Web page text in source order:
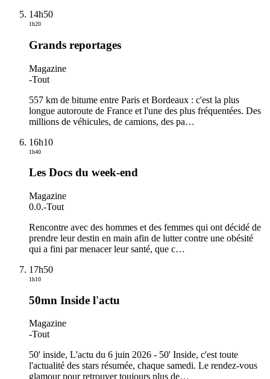
14h50
1h20
Grands reportages
Magazine
-Tout
557 km de bitume entre Paris et Bordeaux : c'est la plus
longue autoroute de France et l'une des plus fréquentées. Des
millions de véhicules, de camions, des pa…
16h10
1h40
Les Docs du week-end
Magazine
0.0.-Tout
Rencontre avec des hommes et des femmes qui ont décidé de
prendre leur destin en main afin de lutter contre une obésité
qui a fini par menacer leur santé, que c…
17h50
1h10
50mn Inside l'actu
Magazine
-Tout
50' inside, L'actu du 6 juin 2026 - 50' Inside, c'est toute
l'actualité des stars résumée, chaque samedi. Le rendez-vous
glamour pour retrouver toujours plus de…